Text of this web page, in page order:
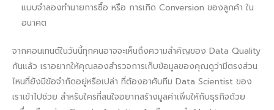
แบบจำลองทำนายการซื้อ หรือ การเกิด Conversion ของลูกค้า ใน
อนาคต
จากคอนเทนต์ในวันนี้ทุกคนอาจจะเห็นถึงความสำคัญของ Data Quality
กันแล้ว เราอยากให้คุณลองสำรวจการเก็บข้อมูลของคุณดูว่ามีตรงส่วน
ไหนที่ยังมีข้อจำกัดอยู่หรือเปล่า ที่ต้องอาศับทีม Data Scientist ของ
เราเข้าไปช่วย สำหรับใครที่สนใจอยากสร้างมูลค่าเพิ่มให้กับธุรกิจด้วย